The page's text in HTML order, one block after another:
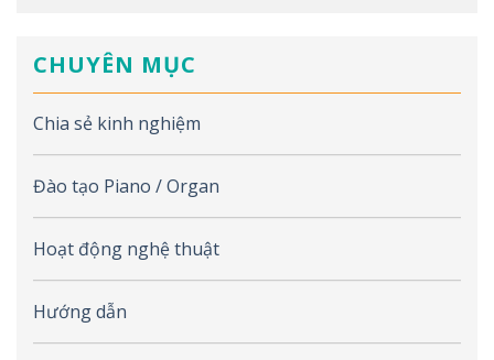
CHUYÊN MỤC
Chia sẻ kinh nghiệm
Đào tạo Piano / Organ
Hoạt động nghệ thuật
Hướng dẫn